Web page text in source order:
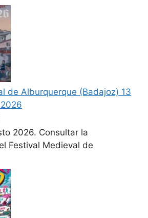
de Alburquerque (Badajoz) 13
2026. Consultar la
Festival Medieval de